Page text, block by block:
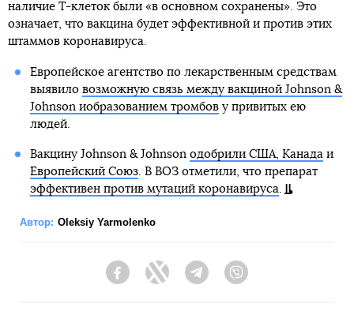
наличие T-клеток были «в основном сохранены». Это
означает, что вакцина будет эффективной и против этих
штаммов коронавируса.
Европейское агентство по лекарственным средствам
выявило возможную связь между вакциной Johnson &
Johnson иобразованием тромбову привитых ею
людей.
Вакцину Johnson & Johnson одобрили США, Канадаи
Европейский Союз. В ВОЗ отметили, что препарат
эффективен против мутаций коронавируса.
Автор: Oleksiy Yarmolenko
FacebookTwitter Telegram